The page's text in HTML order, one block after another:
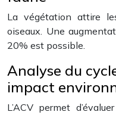
La végétation attire
oiseaux. Une
20% est possible.
Analyse du
impact
L’ACV permet